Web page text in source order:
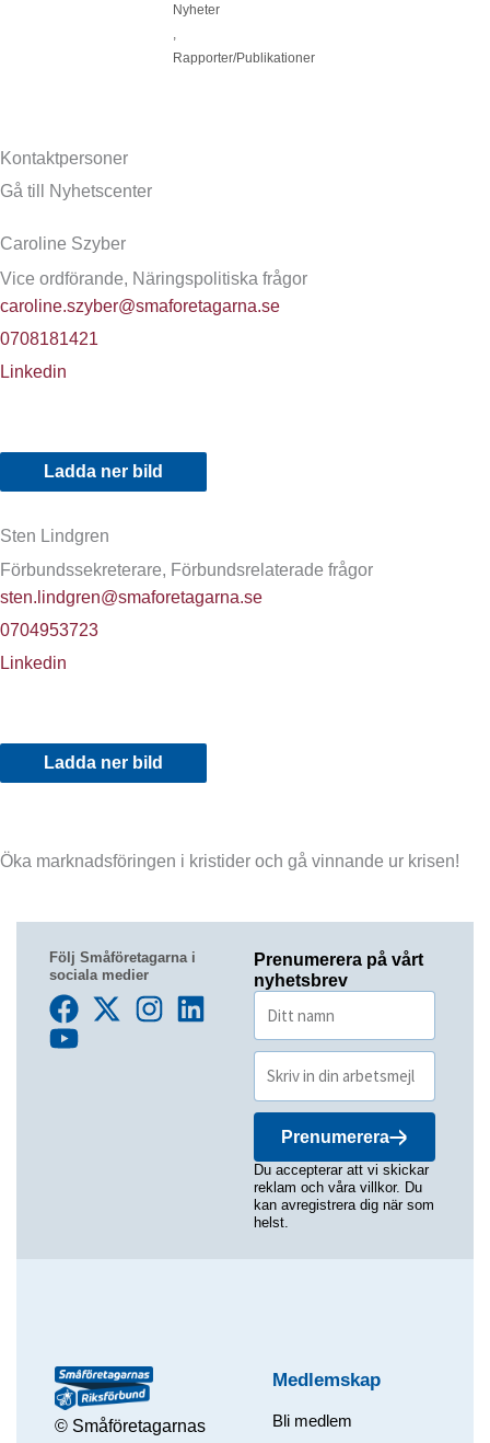
Nyheter
,
Rapporter/Publikationer
Kontaktpersoner
Gå till Nyhetscenter
Caroline Szyber
Vice ordförande, Näringspolitiska frågor
caroline.szyber@smaforetagarna.se
0708181421
Linkedin
Ladda ner bild
Sten Lindgren
Förbundssekreterare, Förbundsrelaterade frågor
sten.lindgren@smaforetagarna.se
0704953723
Linkedin
Ladda ner bild
Öka marknadsföringen i kristider och gå vinnande ur krisen!
Följ Småföretagarna i
sociala medier
Prenumerera på vårt
nyhetsbrev
Prenumerera
Du accepterar att vi skickar
reklam och våra villkor. Du
kan avregistrera dig när som
helst.
© Småföretagarnas
Medlemskap
Bli medlem